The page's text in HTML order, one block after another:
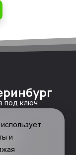
под ключ
и